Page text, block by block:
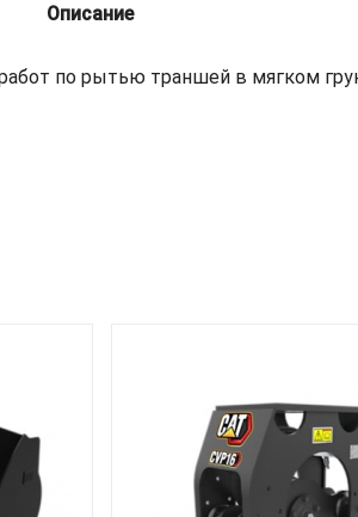
Описание
по рытью траншей в мягком